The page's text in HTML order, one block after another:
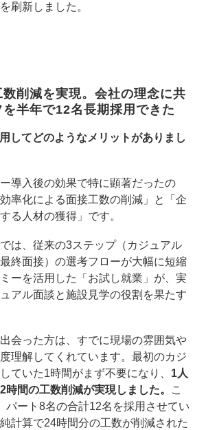
刷新しました。
削減を実現。会社の理念に共
半年で12名長期採用できた
てどのようなメリットがありまし
導入後の効果で特に顕著だったの
率化による面接工数の削減」と「企
る人材の獲得」です。
は、従来の3ステップ（カジュアル
終面接）の選考フローが大幅に短縮
ーを活用した「お試し就業」が、実
アル面談と施設見学の役割を果たす
会った方は、すでに現場の雰囲気や
理解してくれています。最初のカジ
ていた1時間がまず不要になり、 1人
時間の工数削減が実現しました。
こ
パート8名の合計12名を採用させてい
計算で24時間分の工数が削減された